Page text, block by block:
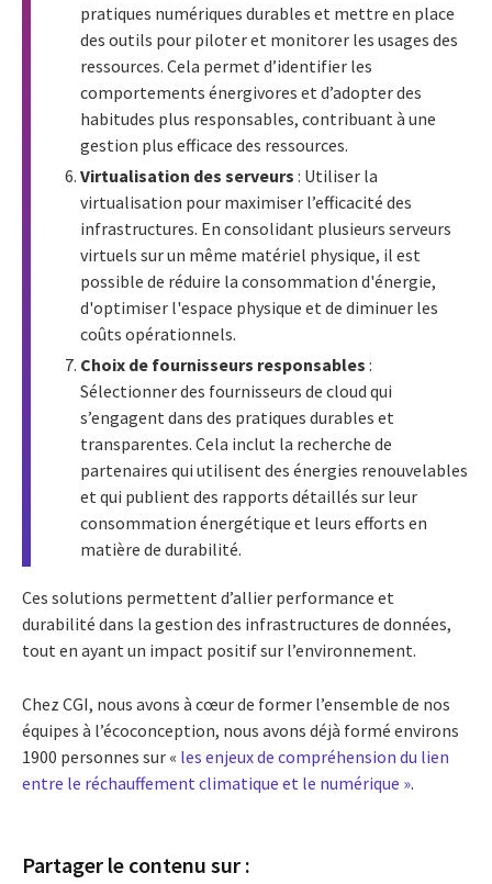
pratiques numériques durables et mettre en place
des outils pour piloter et monitorer les usages des
ressources. Cela permet d’identifier les
comportements énergivores et d’adopter des
habitudes plus responsables, contribuant à une
gestion plus efficace des ressources.
Virtualisation des serveurs : Utiliser la
virtualisation pour maximiser l’efficacité des
infrastructures. En consolidant plusieurs serveurs
virtuels sur un même matériel physique, il est
possible de réduire la consommation d'énergie,
d'optimiser l'espace physique et de diminuer les
coûts opérationnels.
Choix de fournisseurs responsables :
Sélectionner des fournisseurs de cloud qui
s’engagent dans des pratiques durables et
transparentes. Cela inclut la recherche de
partenaires qui utilisent des énergies renouvelables
et qui publient des rapports détaillés sur leur
consommation énergétique et leurs efforts en
matière de durabilité.
Ces solutions permettent d’allier performance et
durabilité dans la gestion des infrastructures de données,
tout en ayant un impact positif sur l’environnement.
Chez CGI, nous avons à cœur de former l’ensemble de nos
équipes à l’écoconception, nous avons déjà formé environs
1900 personnes sur « les enjeux de compréhension du lien
entre le réchauffement climatique et le numérique ».
Partager le contenu sur :